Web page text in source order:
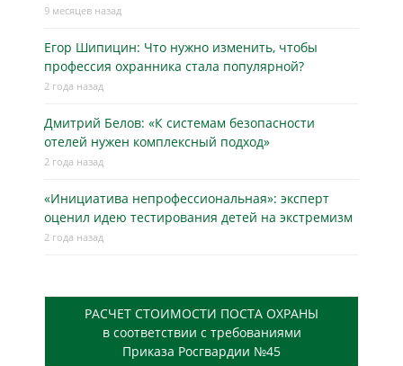
9 месяцев назад
Егор Шипицин: Что нужно изменить, чтобы
профессия охранника стала популярной?
2 года назад
Дмитрий Белов: «К системам безопасности
отелей нужен комплексный подход»
2 года назад
«Инициатива непрофессиональная»: эксперт
оценил идею тестирования детей на экстремизм
2 года назад
РАСЧЕТ СТОИМОСТИ ПОСТА ОХРАНЫ
в соответствии с требованиями
Приказа Росгвардии №45